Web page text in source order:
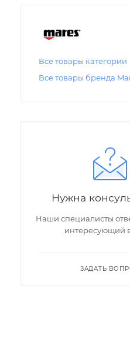
Все товары категории
Все товары бренда
Нужна
Наши специалисты
интересующий
ЗАДАТЬ